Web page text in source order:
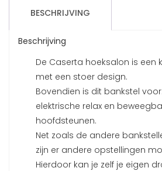
BESCHRIJVING
Beschrijving
De Caserta hoeksalon is een
met een stoer design.
Bovendien is dit bankstel
elektrische relax en
hoofdsteunen.
Net zoals de andere
zijn er andere opstellingen
Hierdoor kan je zelf je eigen